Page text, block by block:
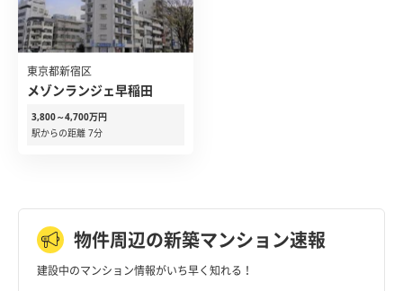
東京都新宿区
メゾンランジェ早稲田
3,800～4,700万円
駅からの距離 7分
物件周辺の新築マンション速報
建設中のマンション情報がいち早く知れる！